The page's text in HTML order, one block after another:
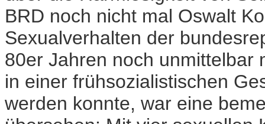
BRD noch nicht mal Oswalt
Sexualverhalten der
80er Jahren noch unmittelbar
in einer frühsozialistischen
werden konnte, war eine